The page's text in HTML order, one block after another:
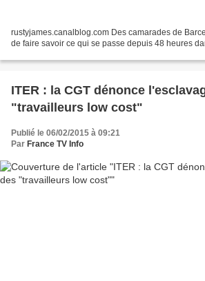
rustyjames.canalblog.com Des camarades de Barcelone nous demandent
ITER : la CGT dénonce
"travailleurs low cost"
Publié le 06/02/2015 à 09:21
Par France TV Info